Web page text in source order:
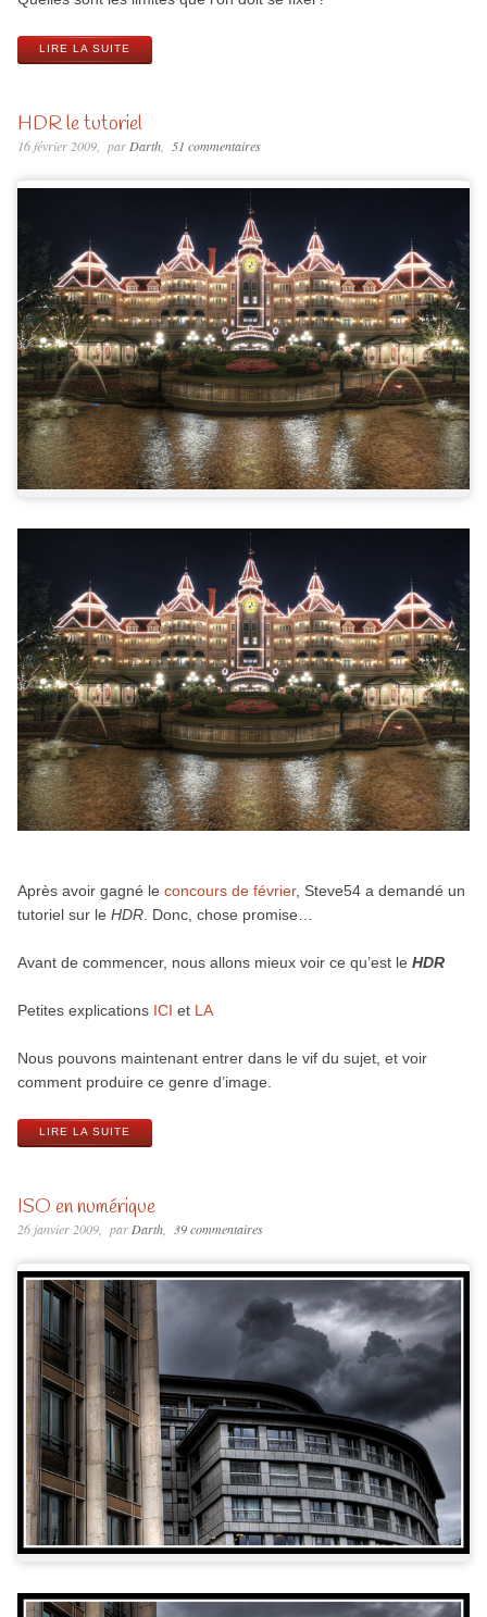
LIRE LA SUITE
HDR le tutoriel
16 février 2009 parDarth 51 commentaires
Après avoir gagné le concours de février, Steve54 a demandé un
tutoriel sur le HDR. Donc, chose promise…
Avant de commencer, nous allons mieux voir ce qu’est le HDR
Petites explications ICI et LA
Nous pouvons maintenant entrer dans le vif du sujet, et voir
comment produire ce genre d’image.
LIRE LA SUITE
ISO en numérique
26 janvier 2009 par Darth 39 commentaires